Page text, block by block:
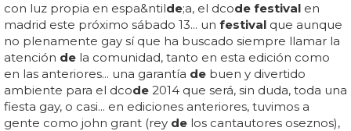
con luz propia en espa&ntilde;a, el dcode festival en
madrid este próximo sábado 13... un festival que aunque
no plenamente gay sí que ha buscado siempre llamar la
atención de la comunidad, tanto en esta edición como
en las anteriores... una garantía de buen y divertido
ambiente para el dcode 2014 que será, sin duda, toda una
fiesta gay, o casi... en ediciones anteriores, tuvimos a
gente como john grant (rey de los cantautores oseznos),